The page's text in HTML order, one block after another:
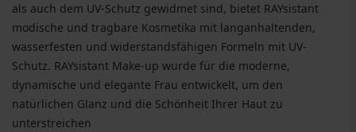
als auch dem UV-Schutz gewidmet sind, bietet RAYsistant
modische und tragbare Kosmetika mit langanhaltenden,
wasserfesten und widerstandsfähigen Formeln mit UV-
Schutz. RAYsistant Make-up wurde für die moderne,
dynamische und elegante Frau entwickelt, um den
natürlichen Glanz und die Schönheit Ihrer Haut zu
unterstreichen